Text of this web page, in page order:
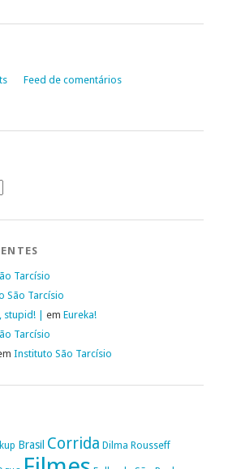
Feed de comentários
Tarcísio
São Tarcísio
stupid! | em Eureka!
Tarcísio
Instituto São Tarcísio
Brasil Corrida Dilma Rousseff